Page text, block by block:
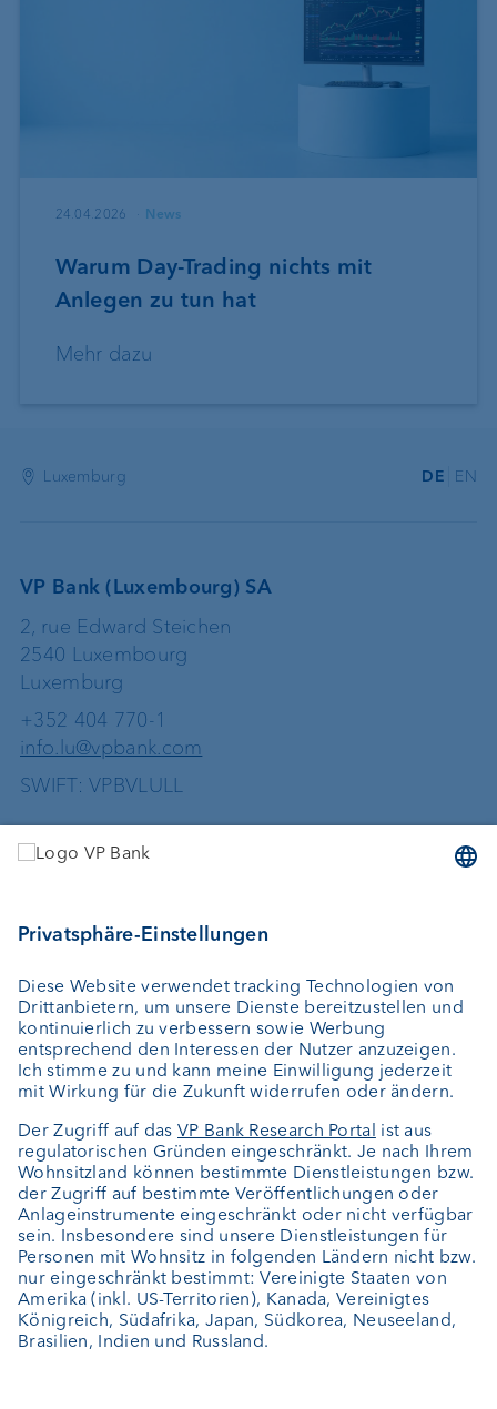
24.04.2026 News
Warum Day-Trading nichts mit
Anlegen zu tun hat
Mehr dazu
Luxemburg DE EN
VP Bank (Luxembourg) SA
2, rue Edward Steichen
2540 Luxembourg
Luxemburg
+352 404 770-1
info.lu@vpbank.com
SWIFT: VPBVLULL
Dienstleistungen
Vermögensverwaltung
Vermögensplanung
Depotbank
Externer Vermögensverwalter
Private Label Fonds
Investment Consulting
Über uns
Portrait
Jobs
News
Kundenfeedback
Kontakt
Geschäftsbericht
Cookie-Einstellungen